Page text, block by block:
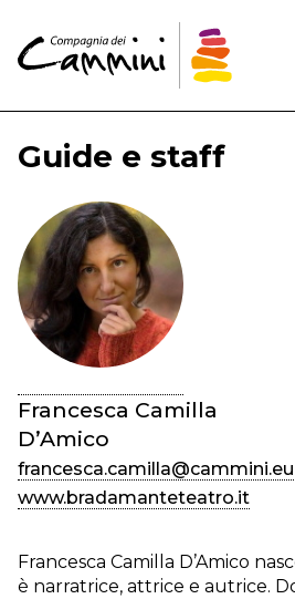
Guide e staff
Francesca Camilla
D’Amico
francesca.camilla@cammini.eu
www.bradamanteteatro.it
Francesca Camilla D’Amico
è narratrice, attrice e autrice.